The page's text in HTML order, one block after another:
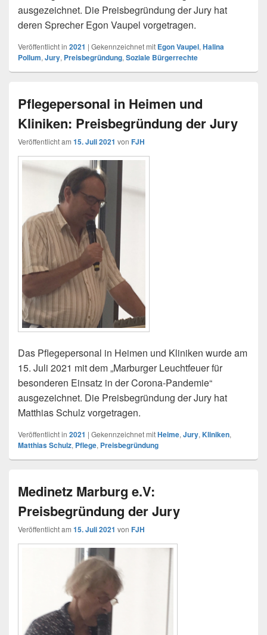
ausgezeichnet. Die Preisbegründung der Jury hat
deren Sprecher Egon Vaupel vorgetragen.
Veröffentlicht in 2021 | Gekennzeichnet mit Egon Vaupel, Halina
Pollum, Jury, Preisbegründung, Soziale Bürgerrechte
Pflegepersonal in Heimen und
Kliniken: Preisbegründung der Jury
Veröffentlicht am 15. Juli 2021 von FJH
Das Pflegepersonal in Heimen und Kliniken wurde am
15. Juli 2021 mit dem „Marburger Leuchtfeuer für
besonderen Einsatz in der Corona-Pandemie“
ausgezeichnet. Die Preisbegründung der Jury hat
Matthias Schulz vorgetragen.
Veröffentlicht in 2021 | Gekennzeichnet mitHeime, Jury, Kliniken,
Matthias Schulz, Pflege, Preisbegründung
Medinetz Marburg e.V:
Preisbegründung der Jury
Veröffentlicht am 15. Juli 2021 von FJH